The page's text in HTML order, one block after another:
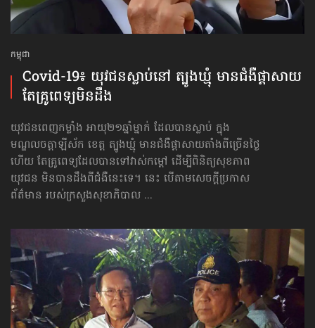
កម្ពុជា
Covid-19៖ យុវជន​ស្លាប់​នៅ ត្បូងឃ្មុំ មាន​ជំងឺ​ផ្ដាសាយ​
តែ​គ្រូពេទ្យ​មិនដឹង
យុវជនពេញកម្លាំង អាយុ២១ឆ្នាំម្នាក់ ដែលបានស្លាប់ ក្នុង
មណ្ឌលចត្តាឡីស័ក ខេត្ត ត្បូងឃ្មុំ មានជំងឺផ្ដាសាយ​តាំងពីច្រើនថ្ងៃ
ហើយ តែ​គ្រូពេទ្យ​ដែលបានទៅវាស់កម្ដៅ ដើម្បីពិនិត្យ​សុខភាព​
យុវជន មិនបានដឹងពីជំងឺនេះទេ។ នេះ បើតាមសេចក្ដីប្រកាស
ព័ត៌មាន របស់​ក្រសួងសុខាភិបាល ...